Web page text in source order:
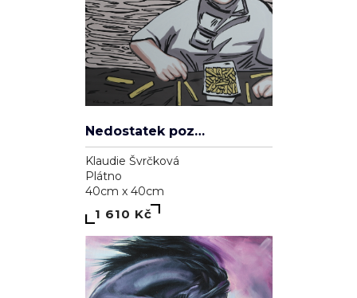
Nedostatek pozornosti
Klaudie Švrčková
Plátno
40cm x 40cm
1 610 Kč